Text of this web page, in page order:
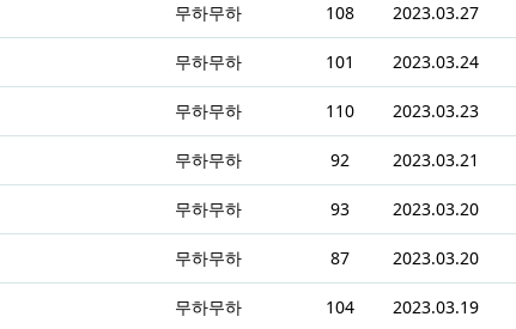
무하무하 108 2023.03.27
무하무하 101 2023.03.24
무하무하 110 2023.03.23
무하무하 92 2023.03.21
무하무하 93 2023.03.20
무하무하 87 2023.03.20
무하무하 104 2023.03.19